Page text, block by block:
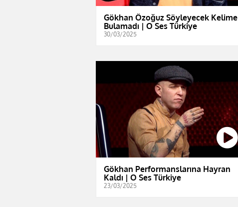
Gökhan Özoğuz Söyleyecek Kelime
Bulamadı | O Ses Türkiye
30/03/2025
Gökhan Performanslarına Hayran
Kaldı | O Ses Türkiye
23/03/2025